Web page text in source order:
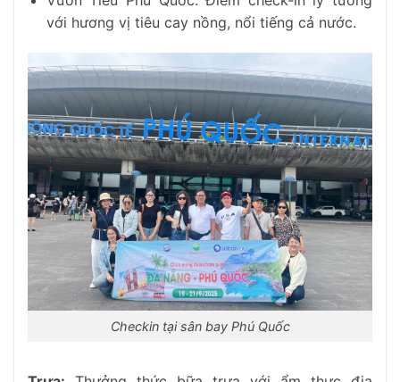
với hương vị tiêu cay nồng, nổi tiếng cả nước.
Checkin tại sân bay Phú Quốc